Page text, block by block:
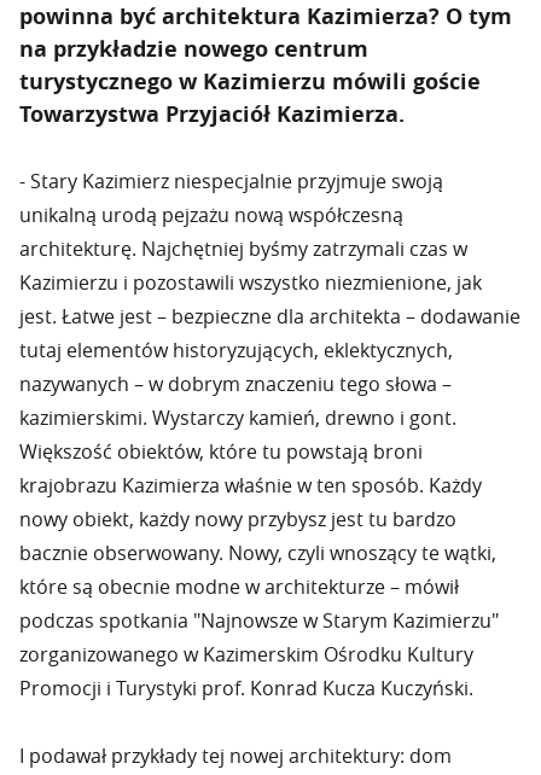
powinna być architektura Kazimierza? O tym
na przykładzie nowego centrum
turystycznego w Kazimierzu mówili goście
Towarzystwa Przyjaciół Kazimierza.
- Stary Kazimierz niespecjalnie przyjmuje swoją
unikalną urodą pejzażu nową współczesną
architekturę. Najchętniej byśmy zatrzymali czas w
Kazimierzu i pozostawili wszystko niezmienione, jak
jest. Łatwe jest – bezpieczne dla architekta – dodawanie
tutaj elementów historyzujących, eklektycznych,
nazywanych – w dobrym znaczeniu tego słowa –
kazimierskimi. Wystarczy kamień, drewno i gont.
Większość obiektów, które tu powstają broni
krajobrazu Kazimierza właśnie w ten sposób. Każdy
nowy obiekt, każdy nowy przybysz jest tu bardzo
bacznie obserwowany. Nowy, czyli wnoszący te wątki,
które są obecnie modne w architekturze – mówił
podczas spotkania "Najnowsze w Starym Kazimierzu"
zorganizowanego w Kazimerskim Ośrodku Kultury
Promocji i Turystyki prof. Konrad Kucza Kuczyński.
I podawał przykłady tej nowej architektury: dom